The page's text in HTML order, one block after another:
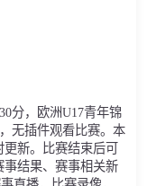
分，欧洲U17青年锦
无插件观看比赛。本
新。比赛结束后可
结果、赛事相关新